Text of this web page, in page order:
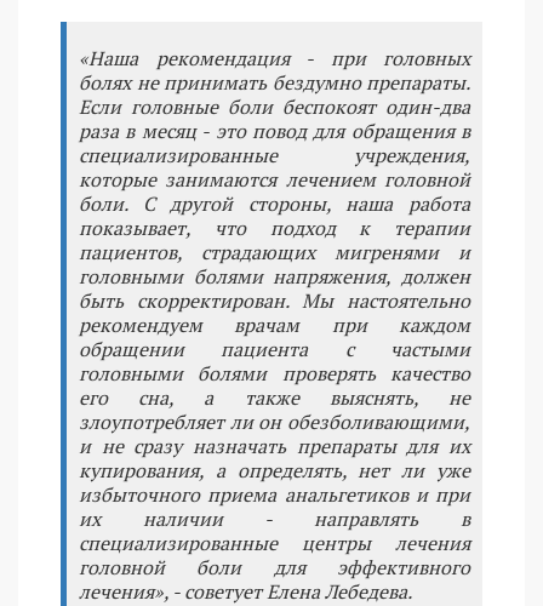
«Наша рекомендация - при головных
болях не принимать бездумно препараты.
Если головные боли беспокоят один-два
раза в месяц - это повод для обращения в
специализированные учреждения,
которые занимаются лечением головной
боли. С другой стороны, наша работа
показывает, что подход к терапии
пациентов, страдающих мигренями и
головными болями напряжения, должен
быть скорректирован. Мы настоятельно
рекомендуем врачам при каждом
обращении пациента с частыми
головными болями проверять качество
его сна, а также выяснять, не
злоупотребляет ли он обезболивающими,
и не сразу назначать препараты для их
купирования, а определять, нет ли уже
избыточного приема анальгетиков и при
их наличии - направлять в
специализированные центры лечения
головной боли для эффективного
лечения», - советует Елена Лебедева.